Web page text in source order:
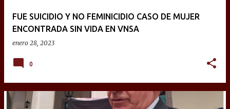
FUE SUICIDIO Y NO FEMINICIDIO CASO DE MUJER
ENCONTRADA SIN VIDA EN VNSA
enero 28, 2023
0